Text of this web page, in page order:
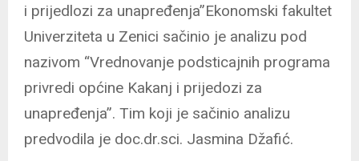
i prijedlozi za unapređenja”Ekonomski fakultet
Univerziteta u Zenici sačinio je analizu pod
nazivom “Vrednovanje podsticajnih programa
privredi općine Kakanj i prijedozi za
unapređenja”. Tim koji je sačinio analizu
predvodila je doc.dr.sci. Jasmina Džafić.